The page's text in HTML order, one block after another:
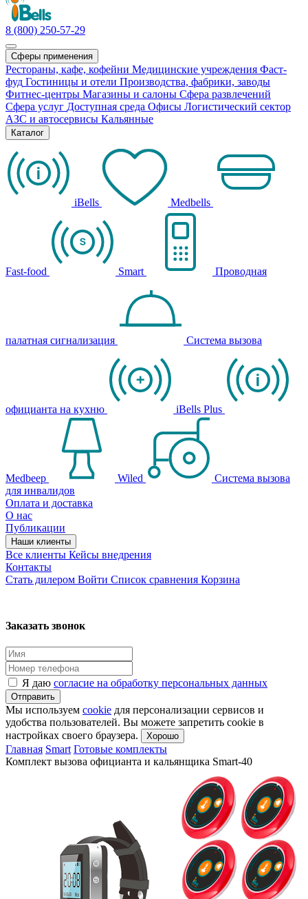
8 (800) 250-57-29
Сферы применения
Рестораны, кафе, кофейни Медицинские учреждения Фаст-
фуд Гостиницы и отели Производства, фабрики, заводы
Фитнес-центры Магазины и салоны Сфера развлечений
Сфера услуг Доступная среда Офисы Логистический сектор
АЗС и автосервисы Кальянные
Каталог
iBells Medbells
Fast-food Smart Проводная
палатная сигнализация Система вызова
официанта на кухню iBells Plus
Medbeep Wiled
Система вызова
для инвалидов
Оплата и доставка
О нас
Публикации
Наши клиенты
Все клиенты Кейсы внедрения
Контакты
Стать дилером Войти Список сравнения Корзина
Заказать звонок
Я даю согласие на обработку персональных данных
Отправить
Мы используем cookie для персонализации сервисов и
удобства пользователей. Вы можете запретить cookie в
настройках своего браузера.
Хорошо
Главная Smart Готовые комплекты
Комплект вызова официанта и кальянщика Smart-40